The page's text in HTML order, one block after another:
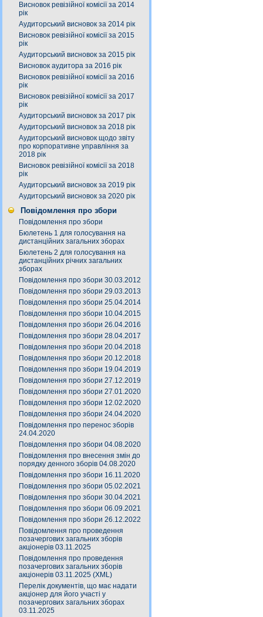
Висновок ревізійної комісії за 2014
рік
Аудиторський висновок за 2014 рік
Висновок ревізійної комісії за 2015
рік
Аудиторський висновок за 2015 рік
Висновок аудитора за 2016 рік
Висновок ревізійної комісії за 2016
рік
Висновок ревізійної комісії за 2017
рік
Аудиторський висновок за 2017 рік
Аудиторський висновок за 2018 рік
Аудиторський висновок щодо звіту
про корпоративне управління за
2018 рік
Висновок ревізійної комісії за 2018
рік
Аудиторський висновок за 2019 рік
Аудиторський висновок за 2020 рік
Повідомлення про збори
Повідомлення про збори
Бюлетень 1 для голосування на
дистанційних загальних зборах
Бюлетень 2 для голосування на
дистанційних річних загальних
зборах
Повідомлення про збори 30.03.2012
Повідомлення про збори 29.03.2013
Повідомлення про збори 25.04.2014
Повідомлення про збори 10.04.2015
Повідомлення про збори 26.04.2016
Повідомлення про збори 28.04.2017
Повідомлення про збори 20.04.2018
Повідомлення про збори 20.12.2018
Повідомлення про збори 19.04.2019
Повідомлення про збори 27.12.2019
Повідомлення про збори 27.01.2020
Повідомлення про збори 12.02.2020
Повідомлення про збори 24.04.2020
Повідомлення про перенос зборів
24.04.2020
Повідомлення про збори 04.08.2020
Повідомлення про внесення змін до
порядку денного зборів 04.08.2020
Повідомлення про збори 16.11.2020
Повідомлення про збори 05.02.2021
Повідомлення про збори 30.04.2021
Повідомлення про збори 06.09.2021
Повідомлення про збори 26.12.2022
Повідомлення про проведення
позачергових загальних зборів
акціонерів 03.11.2025
Повідомлення про проведення
позачергових загальних зборів
акціонерів 03.11.2025 (XML)
Перелік документів, що має надати
акціонер для його участі у
позачергових загальних зборах
03.11.2025